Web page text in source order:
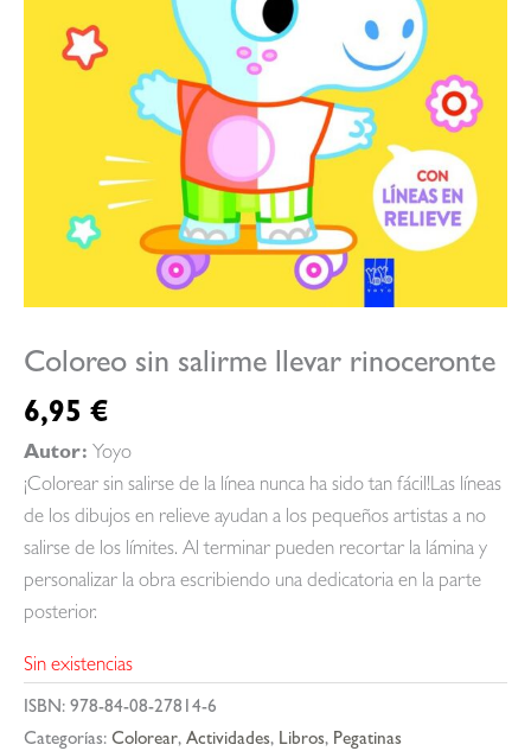
Coloreo sin salirme llevar rinoceronte
6,95 €
Autor: Yoyo
¡Colorear sin salirse de la línea nunca ha sido tan fácil!Las líneas
de los dibujos en relieve ayudan a los pequeños artistas a no
salirse de los límites. Al terminar pueden recortar la lámina y
personalizar la obra escribiendo una dedicatoria en la parte
posterior.
Sin existencias
ISBN: 978-84-08-27814-6
Categorías: Colorear, Actividades, Libros, Pegatinas